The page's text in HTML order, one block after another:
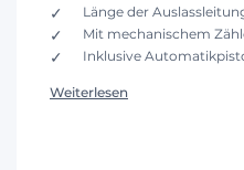
Länge der
Mit mechanischem
Inklusive
Weiterlesen